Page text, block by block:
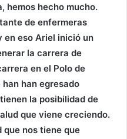
hemos hecho mucho.
de enfermeras
en eso Ariel inició un
la carrera de
en el Polo de
han egresado
la posibilidad de
que viene creciendo.
que nos tiene que